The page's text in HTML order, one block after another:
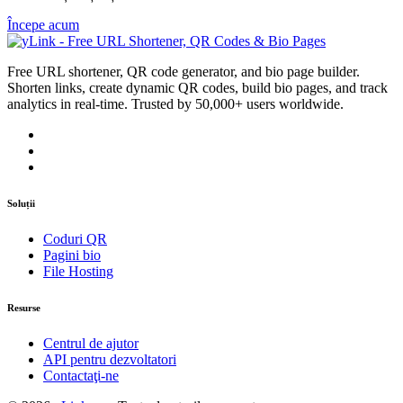
Începe acum
Free URL shortener, QR code generator, and bio page builder.
Shorten links, create dynamic QR codes, build bio pages, and track
analytics in real-time. Trusted by 50,000+ users worldwide.
Soluții
Coduri QR
Pagini bio
File Hosting
Resurse
Centrul de ajutor
API pentru dezvoltatori
Contactaţi-ne